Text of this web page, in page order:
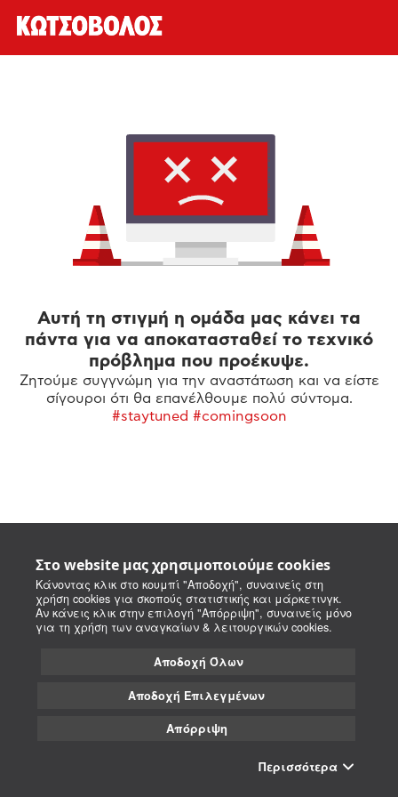
Στο website μας χρησιμοποιούμε cookies
Κάνοντας κλικ στο κουμπί "Αποδοχή", συναινείς στη
χρήση cookies για σκοπούς στατιστικής και μάρκετινγκ.
Αν κάνεις κλικ στην επιλογή "Απόρριψη", συναινείς μόνο
για τη χρήση των αναγκαίων & λειτουργικών cookies.
Αποδοχή Όλων
Αποδοχή Επιλεγμένων
Απόρριψη
Περισσότερα
Αυτή τη στιγμή η ομάδα μας κάνει τα
πάντα για να αποκατασταθεί το τεχνικό
πρόβλημα που προέκυψε.
Ζητούμε συγγνώμη για την αναστάτωση και να είστε
σίγουροι ότι θα επανέλθουμε πολύ σύντομα.
#staytuned #comingsoon